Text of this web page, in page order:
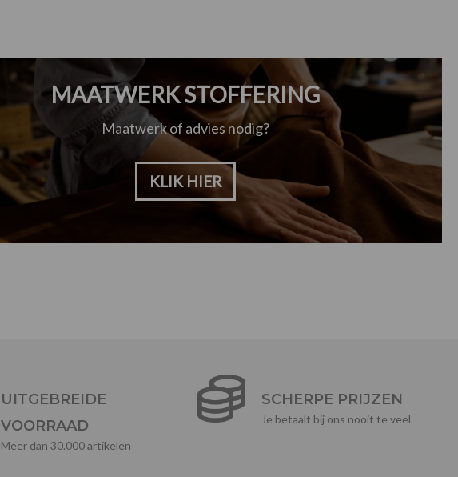
MAATWERK STOFFERING
Maatwerk of advies nodig?
KLIK HIER
UITGEBREIDE
VOORRAAD
Meer dan 30.000 artikelen
SCHERPE PRIJZEN
Je betaalt bij ons nooit te veel